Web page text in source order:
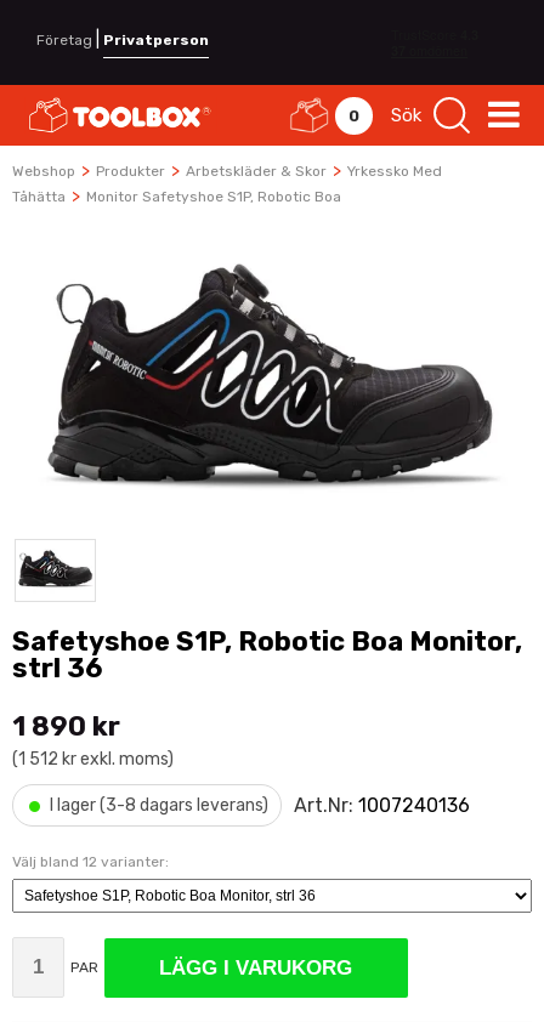
Företag Privatperson
0 Sök
Webshop > Produkter > Arbetskläder & Skor > Yrkessko Med
Tåhätta > Monitor Safetyshoe S1P, Robotic Boa
Safetyshoe S1P, Robotic Boa Monitor,
strl 36
1 890 kr
(1 512 kr exkl. moms)
• I lager (3-8 dagars leverans) Art.Nr: 1007240136
Välj bland 12 varianter:
PAR LÄGG I VARUKORG